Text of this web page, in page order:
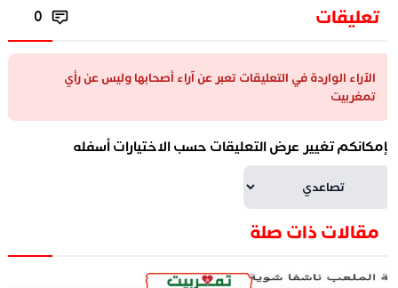
تعليقات 0
الآراء الواردة في التعليقات تعبر عن آراء أصحابها وليس عن رأي
تمغربيت
تغيير عرض التعليقات حسب الاختيارات أسفله
مقالات ذات صلة